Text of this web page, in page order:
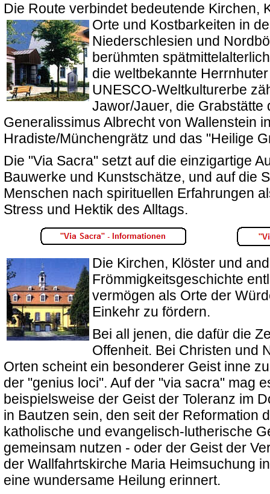
Die Route verbindet bedeutende Kirchen,
Orte und Kostbarkeiten in
Niederschlesien und
berühmten
die weltbekannte
UNESCO-Weltkulturerbe
Jawor/Jauer, die Grabstätte
Generalissimus Albrecht von Wallenstein
Hradiste/Münchengrätz und das "Heilige
Die "Via Sacra" setzt auf die einzigartige
Bauwerke und Kunstschätze, und auf die
Menschen nach spirituellen Erfahrungen
Stress und Hektik des Alltags.
Die Kirchen, Klöster und
Frömmigkeitsgeschichte
vermögen als Orte der
Einkehr zu fördern.
Bei all jenen, die dafür die
Offenheit. Bei Christen und
Orten scheint ein besonderer Geist inne
der "genius loci". Auf der "via sacra" mag
beispielsweise der Geist der Toleranz im
in Bautzen sein, den seit der Reformation
katholische und evangelisch-lutherische
gemeinsam nutzen - oder der Geist der
der Wallfahrtskirche Maria Heimsuchung
eine wundersame Heilung erinnert.